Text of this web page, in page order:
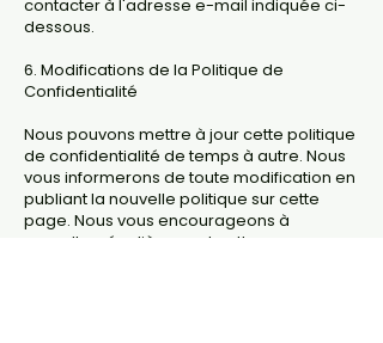
contacter à l'adresse e-mail indiquée ci-
dessous.
6. Modifications de la Politique de
Confidentialité
Nous pouvons mettre à jour cette politique
de confidentialité de temps à autre. Nous
vous informerons de toute modification en
publiant la nouvelle politique sur cette
page. Nous vous encourageons à
consulter régulièrement cette page pour